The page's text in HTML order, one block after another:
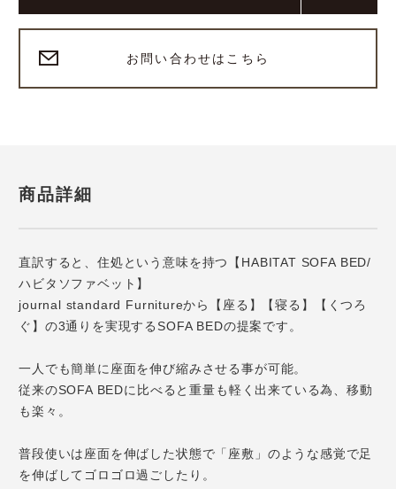
お問い合わせはこちら
商品詳細
直訳すると、住処という意味を持つ【HABITAT SOFA BED/
ハビタソファベット】
journal standard Furnitureから【座る】【寝る】【くつろ
ぐ】の3通りを実現するSOFA BEDの提案です。
一人でも簡単に座面を伸び縮みさせる事が可能。
従来のSOFA BEDに比べると重量も軽く出来ている為、移動
も楽々。
普段使いは座面を伸ばした状態で「座敷」のような感覚で足
を伸ばしてゴロゴロ過ごしたり。